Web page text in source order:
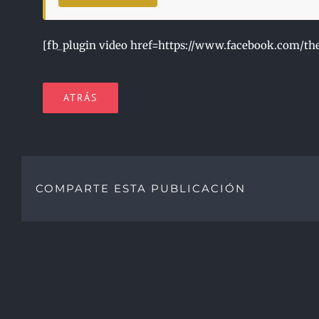
[fb_plugin video href=https://www.facebook.com/
ATRÁS
COMPARTE ESTA PUBLICACIÓN